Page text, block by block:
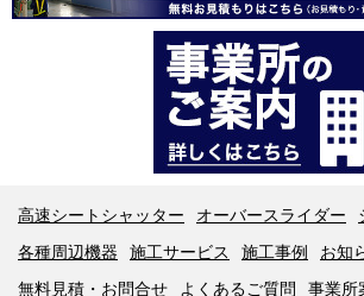
高速シートシャッター オーバースライダー
各種周辺機器
施工サービス 施工事例 お知
無料見積・お問合せ
よくあるご質問 事業所